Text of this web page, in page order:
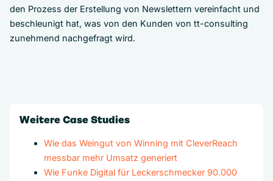
den Prozess der Erstellung von Newslettern vereinfacht und
beschleunigt hat, was von den Kunden von tt-consulting
zunehmend nachgefragt wird.
Weitere Case Studies
Wie das Weingut von Winning mit CleverReach
messbar mehr Umsatz generiert
Wie Funke Digital für Leckerschmecker 90.000